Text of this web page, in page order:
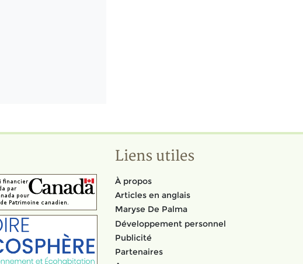
Liens utiles
À propos
Articles en anglais
Maryse De Palma
Développement personnel
Publicité
Partenaires